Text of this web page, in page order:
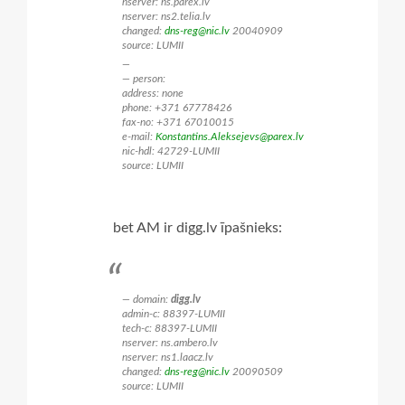
nserver: ns2.telia.lv
changed: dns-reg@nic.lv20040909
source: LUMII
person:
address: none
phone: +371 67778426
fax-no: +371 67010015
e-mail: Konstantins.Aleksejevs@parex.lv
nic-hdl: 42729-LUMII
source: LUMII
bet AM ir digg.lv īpašnieks:
domain: digg.lv
admin-c: 88397-LUMII
tech-c: 88397-LUMII
nserver: ns.ambero.lv
nserver: ns1.laacz.lv
changed: dns-reg@nic.lv20090509
source: LUMII